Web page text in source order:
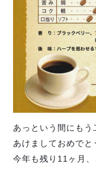
あっという間にも
あけましておめで
今年も残り11ヶ月、